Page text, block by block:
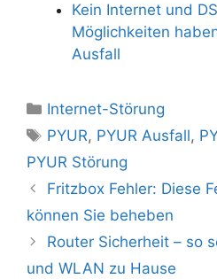
Kein Internet und
Möglichkeiten
Ausfall
Kategorien
Internet-Störung
Schlagwörter
PYUR, PYUR Ausfall,
PYUR Störung
Fritzbox Fehler: Diese
können Sie beheben
Router Sicherheit – so
und WLAN zu Hause